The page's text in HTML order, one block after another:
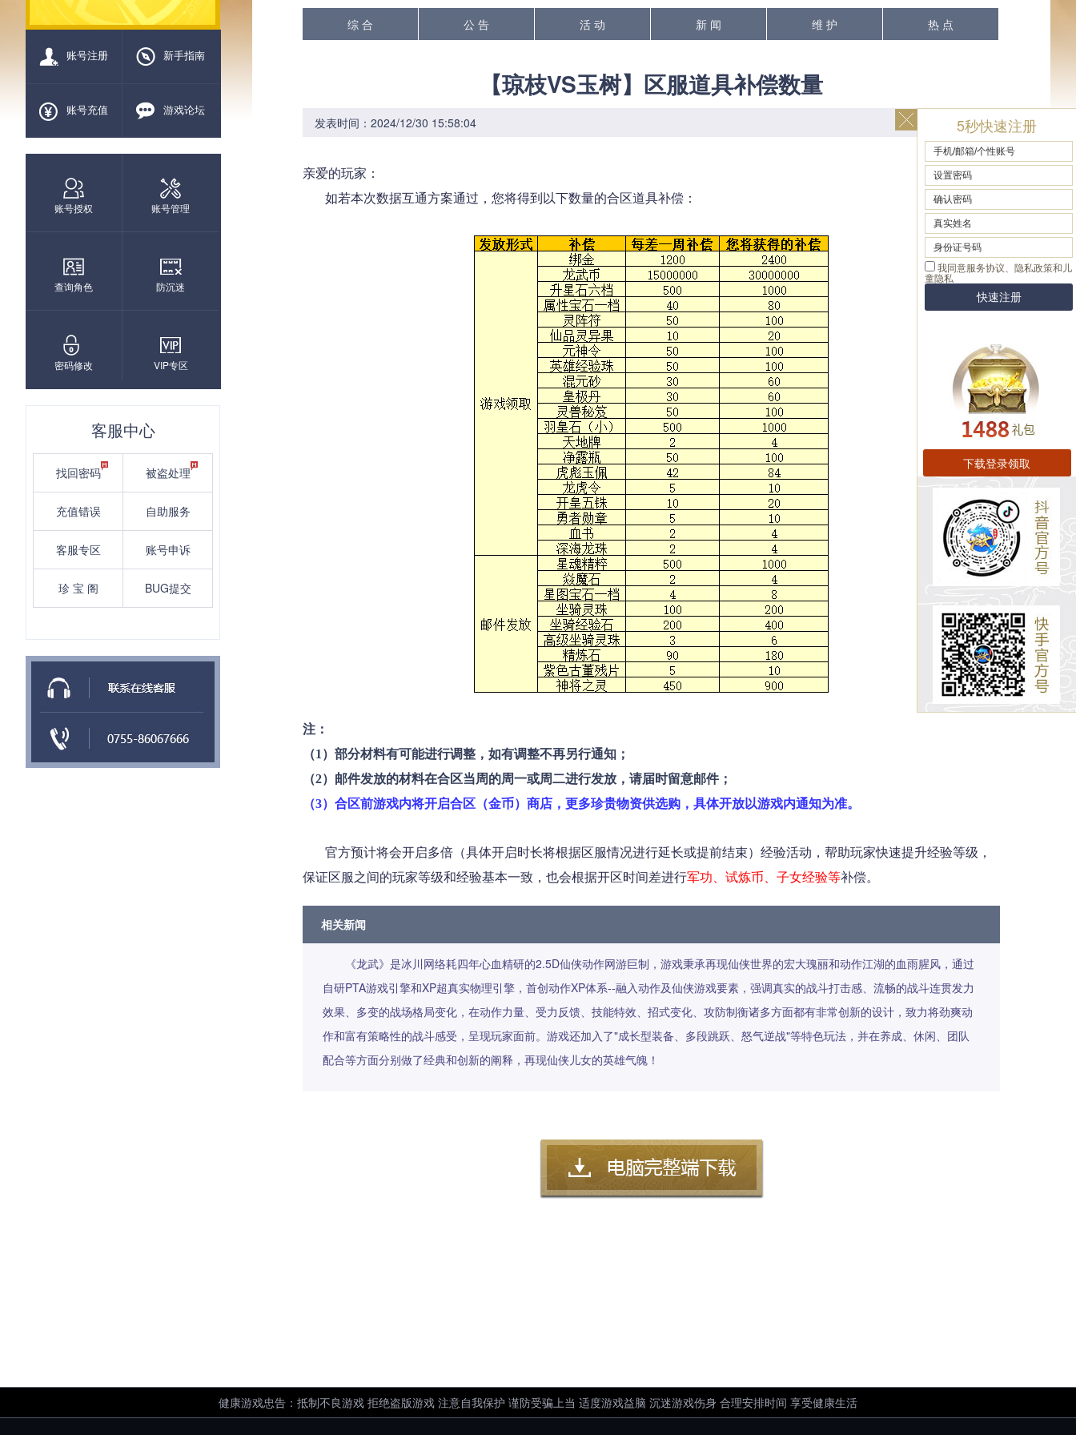
账号注册 新手指南
账号充值 游戏论坛
账号授权 账号管理
查询角色 防沉迷
密码修改 VIP专区
客服中心
找回密码 被盗处理
充值错误 自助服务
客服专区 账号申诉
珍 宝 阁 BUG提交
综 合 公 告 活 动 新 闻 维 护 热 点
【琼枝VS玉树】区服道具补偿数量
发表时间：2024/12/30 15:58:04
亲爱的玩家：
如若本次数据互通方案通过，您将得到以下数量的合区道具补偿：
注：
（1）部分材料有可能进行调整，如有调整不再另行通知；
（2）邮件发放的材料在合区当周的周一或周二进行发放，请届时留意邮件；
（3）合区前游戏内将开启合区（金币）商店，更多珍贵物资供选购，具体开放以游戏内通知为准。
官方预计将会开启多倍（具体开启时长将根据区服情况进行延长或提前结束）经验活动，帮助玩家快速提升经验等级，
保证区服之间的玩家等级和经验基本一致，也会根据开区时间差进行军功、试炼币、子女经验等补偿。
相关新闻
《龙武》是冰川网络耗四年心血精研的2.5D仙侠动作网游巨制，游戏秉承再现仙侠世界的宏大瑰丽和动作江湖的血雨腥风，通过
自研PTA游戏引擎和XP超真实物理引擎，首创动作XP体系--融入动作及仙侠游戏要素，强调真实的战斗打击感、流畅的战斗连贯发力
效果、多变的战场格局变化，在动作力量、受力反馈、技能特效、招式变化、攻防制衡诸多方面都有非常创新的设计，致力将劲爽动
作和富有策略性的战斗感受，呈现玩家面前。游戏还加入了"成长型装备、多段跳跃、怒气逆战"等特色玩法，并在养成、休闲、团队
配合等方面分别做了经典和创新的阐释，再现仙侠儿女的英雄气魄！
健康游戏忠告：抵制不良游戏 拒绝盗版游戏 注意自我保护 谨防受骗上当 适度游戏益脑 沉迷游戏伤身 合理安排时间 享受健康生活
5秒快速注册
下载登录领取